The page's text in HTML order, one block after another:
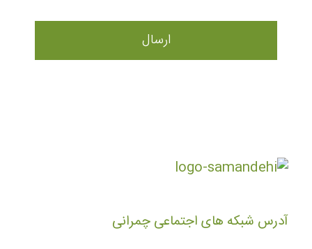
آدرس شبکه های اجتماعی چمرانی